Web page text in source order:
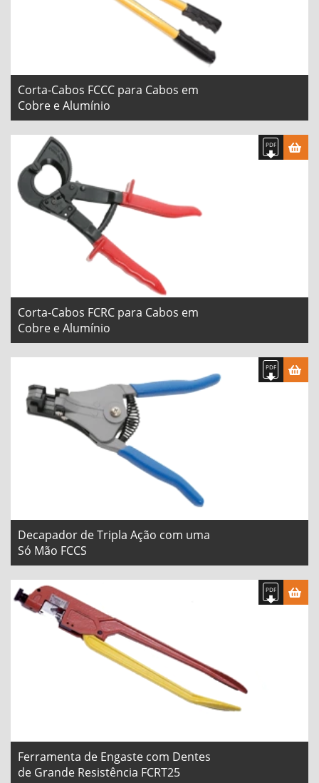
Ferramentas para Abraçadeiras Flexíveis
Corta-Cabos FCCC para Cabos em
Cobre e Alumínio
Corta-Cabos FCRC para Cabos em
Cobre e Alumínio
Decapador de Tripla Ação com uma
Só Mão FCCS
Ferramenta de Engaste com Dentes
de Grande Resistência FCRT25